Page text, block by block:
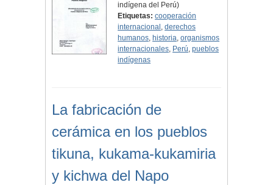
indígena del Perú)
Etiquetas: cooperación
internacional ,derechos
humanos, historia,organismos
internacionales, Perú,pueblos
indígenas
La fabricación de
cerámica en los pueblos
tikuna, kukama-kukamiria
y kichwa del Napo